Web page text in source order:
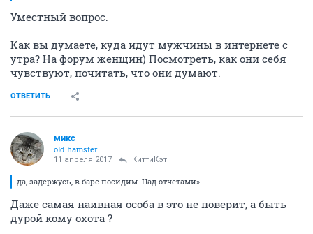
Уместный вопрос.
Как вы думаете, куда идут мужчины в интернете с
утра? На форум женщин) Посмотреть, как они себя
чувствуют, почитать, что они думают.
ОТВЕТИТЬ
микс
old hamster
11 апреля 2017 КиттиКэт
да, задержусь, в баре посидим. Над отчетами»
Даже самая наивная особа в это не поверит, а быть
дурой кому охота ?